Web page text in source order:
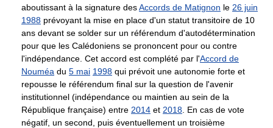
aboutissant à la signature desAccords de Matignon le 26 juin
1988 prévoyant la mise en place d'un statut transitoire de 10
ans devant se solder sur un référendum d'autodétermination
pour que les Calédoniens se prononcent pour ou contre
l'indépendance. Cet accord est complété par l'Accord de
Nouméa du 5 mai 1998 qui prévoit une autonomie forte et
repousse le référendum final sur la question de l'avenir
institutionnel (indépendance ou maintien au sein de la
République française) entre 2014 et 2018 . En cas de vote
négatif, un second, puis éventuellement un troisième